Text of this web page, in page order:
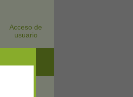
Acceso de
usuario